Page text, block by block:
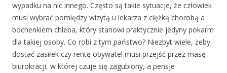
wypadku na nic innego. Często są takie sytuacje, że człowiek
musi wybrać pomiędzy wizytą u lekarza z ciężką chorobą a
bochenkiem chleba, który stanowi praktycznie jedyny pokarm
dla takiej osoby. Co robi z tym państwo? Niezbyt wiele, żeby
dostać zasiłek czy rentę obywatel musi przejść przez masę
biurokracji, w której czuje się zagubiony, a pensje